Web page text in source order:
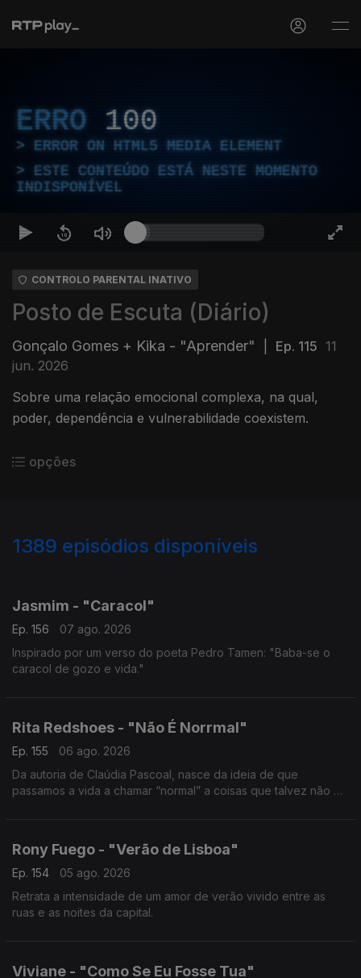
ERRO 100
ERROR ON HTML5 MEDIA ELEMENT
ESTE CONTEÚDO ESTÁ NESTE MOMENTO
INDISPONÍVEL
CONTROLO PARENTAL INATIVO
Posto de Escuta (Diário)
Gonçalo Gomes + Kika - "Aprender" Ep. 115 11
jun. 2026
Sobre uma relação emocional complexa, na qual,
poder, dependência e vulnerabilidade coexistem.
opções
1389 episódios disponíveis
Jasmim - "Caracol"
Ep. 156
07 ago. 2026
Inspirado por um verso do poeta Pedro Tamen: "Baba-se o
caracol de gozo e vida."
Rita Redshoes - "Não É Norrmal"
Ep. 155
06 ago. 2026
Da autoria de Claúdia Pascoal, nasce da ideia de que
passamos a vida a chamar “normal” a coisas que talvez não o
Rony Fuego - "Verão de Lisboa"
Ep. 154
05 ago. 2026
Retrata a intensidade de um amor de verão vivido entre as
ruas e as noites da capital.
Viviane - "Como Se Eu Fosse Tua"